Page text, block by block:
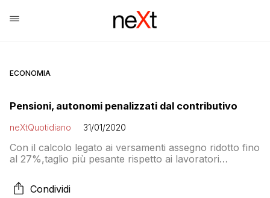
ECONOMIA
Pensioni, autonomi penalizzati dal contributivo
neXtQuotidiano 31/01/2020
Con il calcolo legato ai versamenti assegno ridotto fino
al 27%,taglio più pesante rispetto ai lavoratori
Condividi